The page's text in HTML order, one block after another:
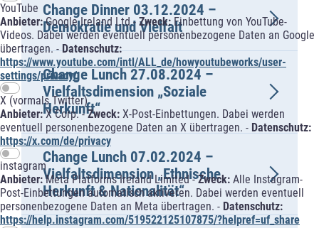
YouTube
Anbieter:Google Ireland Ltd - Zweck:Einbettung von YouTube-
Videos. Dabei werden eventuell personenbezogene Daten an Google
übertragen. -Datenschutz:
https://www.youtube.com/intl/ALL_de/howyoutubeworks/user-
settings/privacy/
X (vormals Twitter)
Anbieter:X Corp. -Zweck: X-Post-Einbettungen. Dabei werden
eventuell personenbezogene Daten an X übertragen. - Datenschutz:
https://x.com/de/privacy
instagram
Anbieter:Meta Platforms Ireland Limited -Zweck: Alle Instagram-
Post-Einbettungen automatisch aktiveren. Dabei werden eventuell
personenbezogene Daten an Meta übertragen. - Datenschutz:
https://help.instagram.com/519522125107875/?helpref=uf_share
Change Dinner 03.12.2024 –
Demokratie und Vielfalt
Change Lunch 27.08.2024 –
Vielfaltsdimension „Soziale
Herkunft“
Change Lunch 07.02.2024 –
Vielfaltsdimension „Ethnische
Herkunft & Nationalität“